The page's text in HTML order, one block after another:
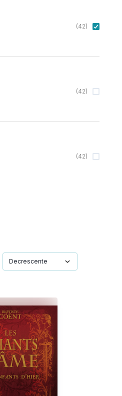
(42)
(42)
(42)